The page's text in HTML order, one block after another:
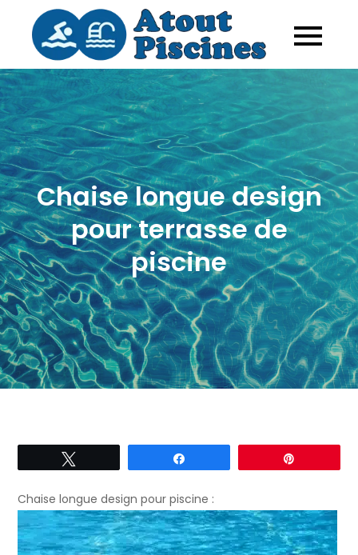
content
Atout
La piscine
ses états : du
kit piscine à
la piscine
naturelle
Chaise longue design
pour terrasse de
piscine
Chaise longue design pour piscine :